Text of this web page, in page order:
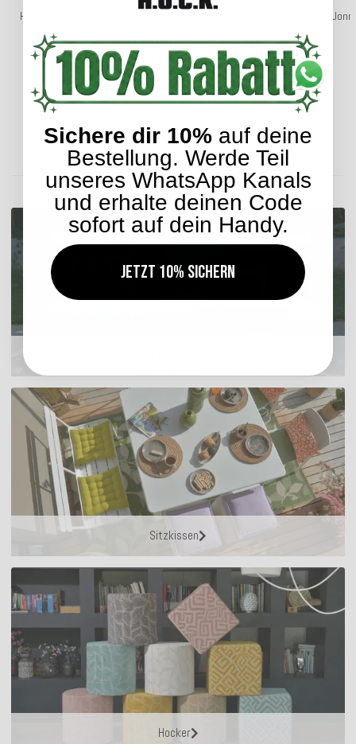
H.O.C.K. Billy Outdoor Sitzkissen BLISS 45x45x6cm taupe
29,99 € *
Lieferzeit: ca. 5-7 Werktage
H.O.C.K.
ENTDECKEN SIE UNSER SORTIMENT
Sitzkissen
Hocker
Sichere dir 10% auf deine
Bestellung. Werde Teil
unseres WhatsApp Kanals
und erhalte deinen Code
sofort auf dein Handy.
Jetzt 10% sichern